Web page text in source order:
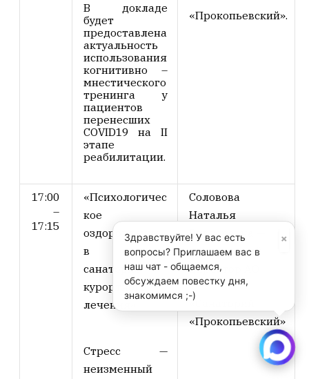
В докладе
будет
предоставлена
актуальность
использования
когнитивно –
мнестического
тренинга у
пациентов
перенесших
COVID19 на II
этапе
реабилитации.
«Прокопьевский».
17:00
–
17:15
«Психологичес
кое
оздоровление
в аспекте
санаторно-
курортного
лечения»
Стресс —
неизменный
Соловова
Наталья
Викторовна
генеральный
директор АО
«Санаторий
«Прокопьевский»
×
Здравствуйте! У вас есть
вопросы? Приглашаем вас в
наш чат - общаемся,
обсуждаем повестку дня,
знакомимся ;-)